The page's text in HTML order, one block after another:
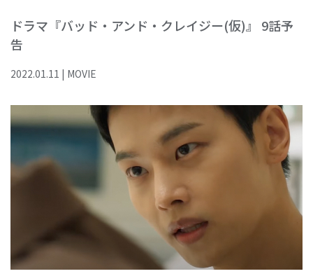
ドラマ『バッド・アンド・クレイジー(仮)』 9話予
告
2022.01.11 | MOVIE